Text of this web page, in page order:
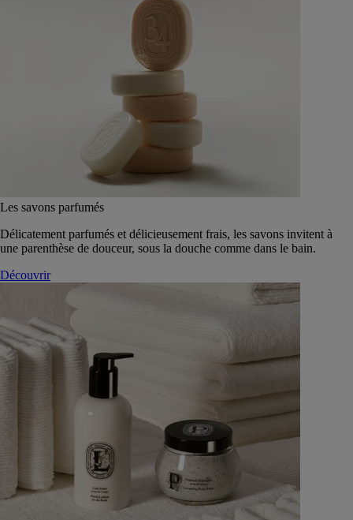
Les savons parfumés
Délicatement parfumés et délicieusement frais, les savons invitent à
une parenthèse de douceur, sous la douche comme dans le bain.
Découvrir